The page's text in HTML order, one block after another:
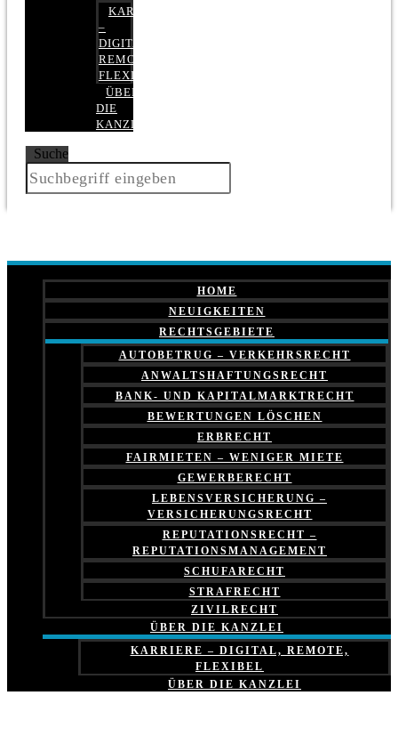
KARRIERE
–
DIGITAL,
REMOTE,
FLEXIBEL
ÜBER
DIE
KANZLEI
Suche
HOME
NEUIGKEITEN
RECHTSGEBIETE
AUTOBETRUG – VERKEHRSRECHT
ANWALTSHAFTUNGSRECHT
BANK- UND KAPITALMARKTRECHT
BEWERTUNGEN LÖSCHEN
ERBRECHT
FAIRMIETEN – WENIGER MIETE
GEWERBERECHT
LEBENSVERSICHERUNG –
VERSICHERUNGSRECHT
REPUTATIONSRECHT –
REPUTATIONSMANAGEMENT
SCHUFARECHT
STRAFRECHT
ZIVILRECHT
ÜBER DIE KANZLEI
KARRIERE – DIGITAL, REMOTE,
FLEXIBEL
ÜBER DIE KANZLEI